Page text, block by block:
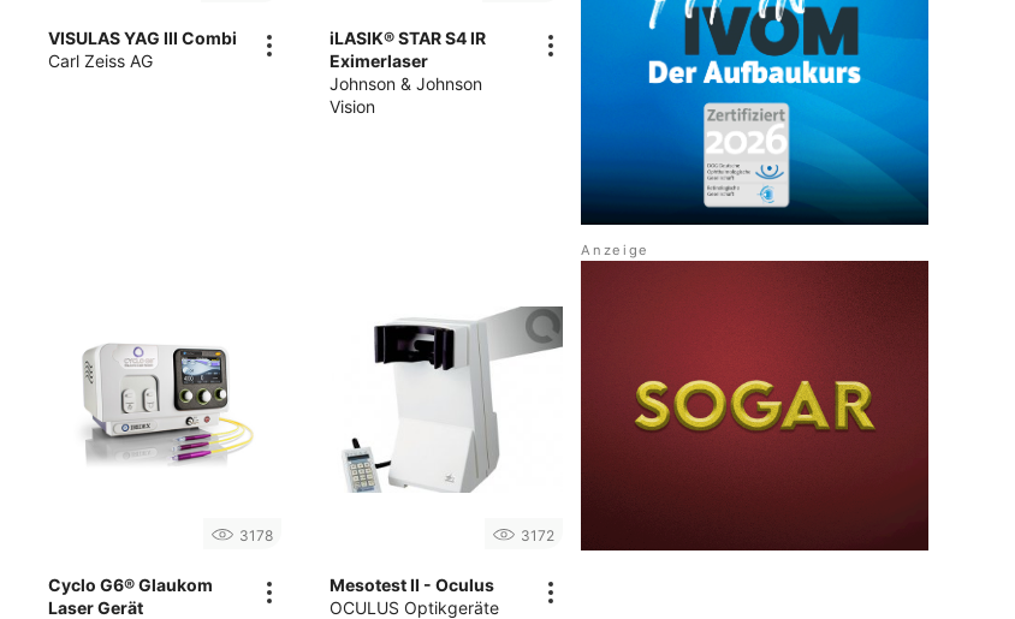
VISULAS YAG III Combi
Carl Zeiss AG
iLASIK® STAR S4 IR
Eximerlaser
Johnson & Johnson
Vision
3178
Cyclo G6® Glaukom
Laser Gerät
3172
Mesotest II - Oculus
OCULUS Optikgeräte